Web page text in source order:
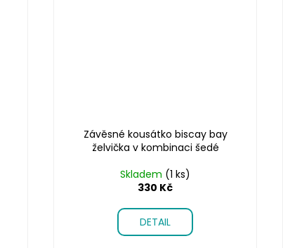
Závěsné kousátko biscay bay
želvička v kombinaci šedé
Skladem (1 ks)
330 Kč
DETAIL